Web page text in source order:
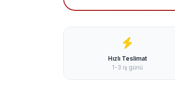
Hızlı Teslimat
1-3 iş günü